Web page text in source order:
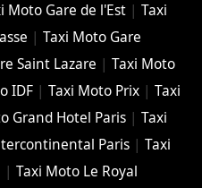
Moto Gare de l'Est |Taxi
|Taxi Moto Gare
Saint Lazare | Taxi Moto
IDF| Taxi Moto Prix| Taxi
Grand Hotel Paris |Taxi
Paris |Taxi
| Taxi Moto Le Royal